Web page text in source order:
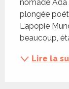
nomade
plongée
Lapopie
beaucoup,
Lire la